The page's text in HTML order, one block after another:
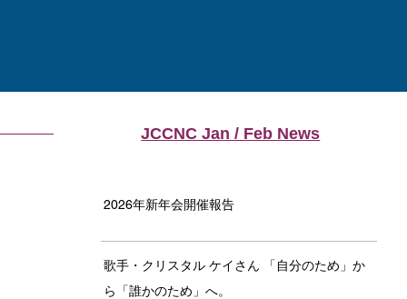
JCCNC Jan / Feb News
2026年新年会開催報告
歌手・クリスタル ケイさん 「自分のため」か
ら「誰かのため」へ。